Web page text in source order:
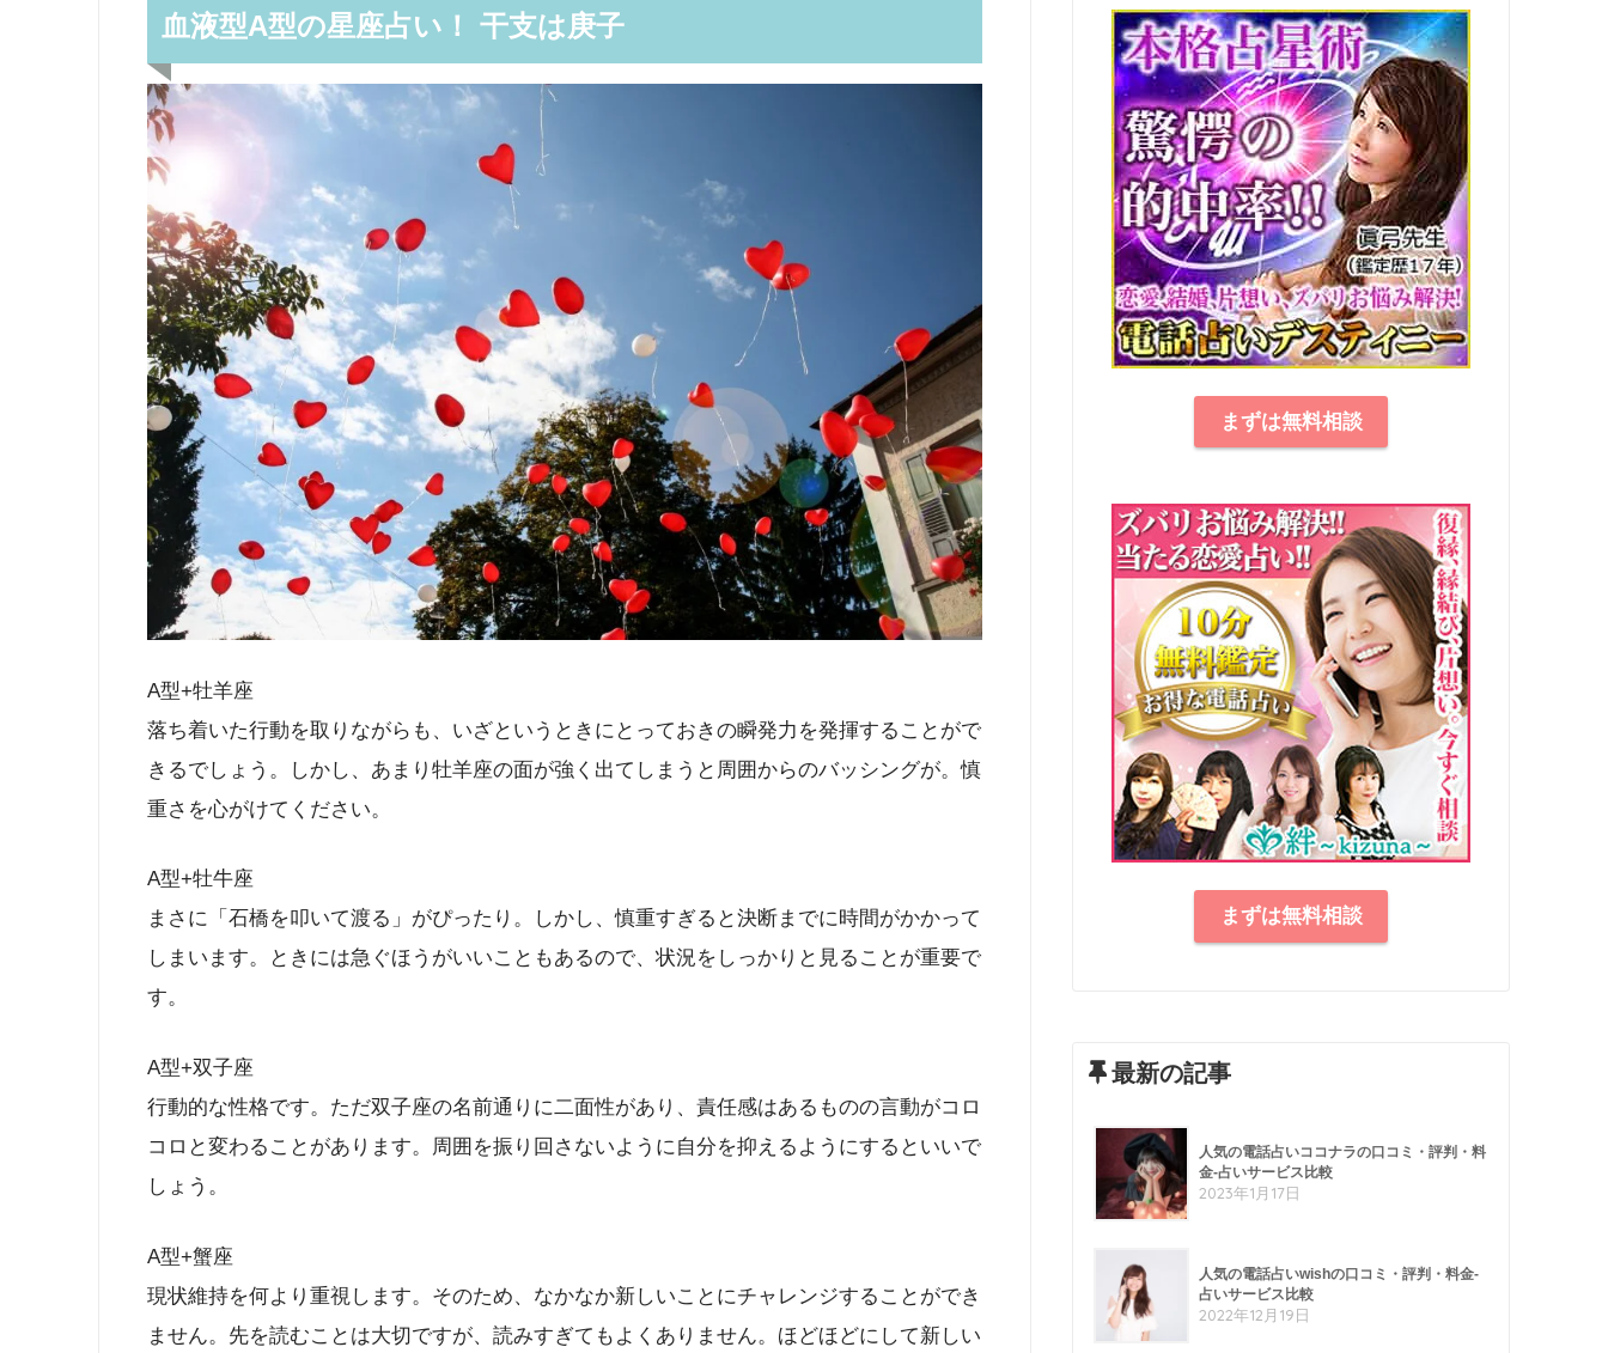
血液型A型の星座占い！ 干支は庚子
A型+牡羊座
落ち着いた行動を取りながらも、いざというときにとっておきの瞬発力を発揮することがで
きるでしょう。しかし、あまり牡羊座の面が強く出てしまうと周囲からのバッシングが。慎
重さを心がけてください。
A型+牡牛座
まさに「石橋を叩いて渡る」がぴったり。しかし、慎重すぎると決断までに時間がかかって
しまいます。ときには急ぐほうがいいこともあるので、状況をしっかりと見ることが重要で
す。
A型+双子座
行動的な性格です。ただ双子座の名前通りに二面性があり、責任感はあるものの言動がコロ
コロと変わることがあります。周囲を振り回さないように自分を抑えるようにするといいで
しょう。
A型+蟹座
現状維持を何より重視します。そのため、なかなか新しいことにチャレンジすることができ
ません。先を読むことは大切ですが、読みすぎてもよくありません。ほどほどにして新しい
まずは無料相談
まずは無料相談
最新の記事
人気の電話占いココナラの口コミ・評判・料
金-占いサービス比較
2023年1月17日
人気の電話占いwishの口コミ・評判・料金-
占いサービス比較
2022年12月19日